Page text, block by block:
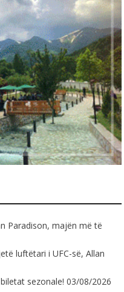
Paradison, majën më të
luftëtari i UFC-së, Allan
sezonale! 03/08/2026